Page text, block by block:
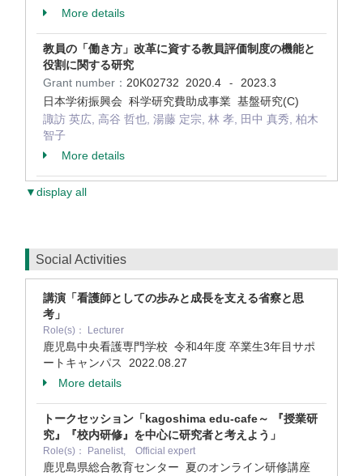
More details
教員の「働き方」改革に資する教員評価制度の機能と
役割に関する研究
Grant number： 20K02732 2020.4 -
2023.3
日本学術振興会 科学研究費助成事業 基盤研究(C)
諏訪 英広, 高谷 哲也, 湯藤 定宗, 林 孝, 田中 真秀, 柏木
智子
More details
▼display all
Social Activities
講演「看護師としての歩みと成長を支える省察と思
考」
Role(s)： Lecturer
鹿児島中央看護専門学校 令和4年度 卒業生3年目サポ
ートキャンパス 2022.08.27
More details
トークセッション「kagoshima edu-cafe～ 『授業研
究』『校内研修』を中心に研究者と考えよう」
Role(s)： Panelist, Official expert
鹿児島県総合教育センター 夏のオンライン研修講座